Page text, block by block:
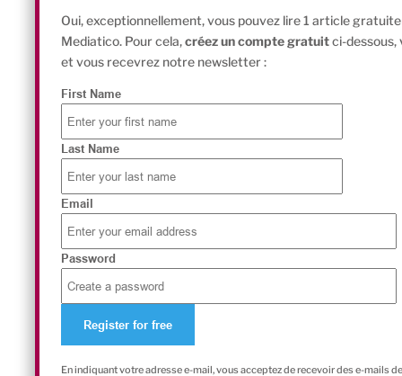
Oui, exceptionnellement, vous pouvez lire 1 article
Mediatico. Pour cela,créez un compte gratuitci-dessous,
et vous recevrez notre newsletter :
First Name
Last Name
Email
Password
En indiquant votre adresse e-mail, vous acceptez de recevoir des e-mails